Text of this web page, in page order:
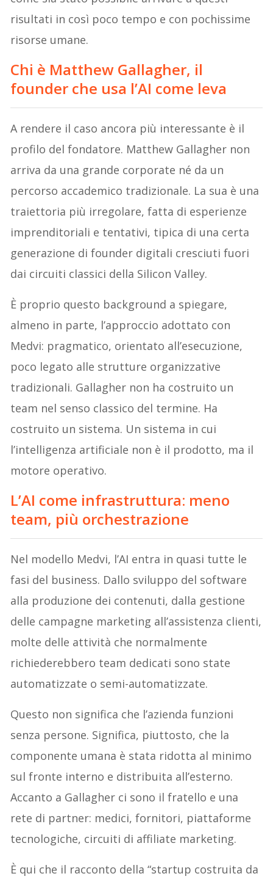
risultati in così poco tempo e con pochissime
risorse umane.
Chi è Matthew Gallagher, il
founder che usa l’AI come leva
A rendere il caso ancora più interessante è il
profilo del fondatore. Matthew Gallagher non
arriva da una grande corporate né da un
percorso accademico tradizionale. La sua è una
traiettoria più irregolare, fatta di esperienze
imprenditoriali e tentativi, tipica di una certa
generazione di founder digitali cresciuti fuori
dai circuiti classici della Silicon Valley.
È proprio questo background a spiegare,
almeno in parte, l’approccio adottato con
Medvi: pragmatico, orientato all’esecuzione,
poco legato alle strutture organizzative
tradizionali. Gallagher non ha costruito un
team nel senso classico del termine. Ha
costruito un sistema. Un sistema in cui
l’intelligenza artificiale non è il prodotto, ma il
motore operativo.
L’AI come infrastruttura: meno
team, più orchestrazione
Nel modello Medvi, l’AI entra in quasi tutte le
fasi del business. Dallo sviluppo del software
alla produzione dei contenuti, dalla gestione
delle campagne marketing all’assistenza clienti,
molte delle attività che normalmente
richiederebbero team dedicati sono state
automatizzate o semi-automatizzate.
Questo non significa che l’azienda funzioni
senza persone. Significa, piuttosto, che la
componente umana è stata ridotta al minimo
sul fronte interno e distribuita all’esterno.
Accanto a Gallagher ci sono il fratello e una
rete di partner: medici, fornitori, piattaforme
tecnologiche, circuiti di affiliate marketing.
È qui che il racconto della “startup costruita da